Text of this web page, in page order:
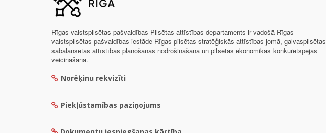
Rīgas valstspilsētas pašvaldības Pilsētas attīstības departaments ir vadošā Rīgas
valstspilsētas pašvaldības iestāde Rīgas pilsētas stratēģiskās attīstības jomā, galvaspilsētas
sabalansētas attīstības plānošanas nodrošināšanā un pilsētas ekonomikas konkurētspējas
veicināšanā.
Norēķinu rekvizīti
Piekļūstamības paziņojums